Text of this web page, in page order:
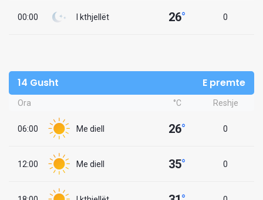
00:00 I kthjellët 26° 0
14 Gusht E premte
Ora °C Reshje
06:00 Me diell 26° 0
12:00 Me diell 35° 0